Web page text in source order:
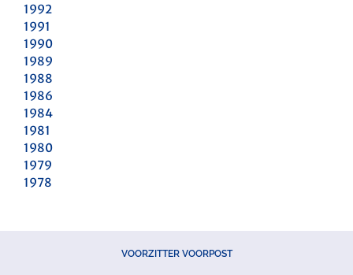
1992
1991
1990
1989
1988
1986
1984
1981
1980
1979
1978
VOORZITTER VOORPOST